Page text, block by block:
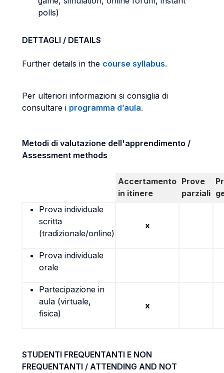
polls)
DETTAGLI / DETAILS
Further details in the course syllabus.
Per ulteriori informazioni si consiglia di
consultare i programma d’aula.
Metodi di valutazione dell'apprendimento /
Assessment methods
Accertamento
in itinere
Prove
parziali
Prova individuale
scritta
(tradizionale/online)
x
Prova individuale
orale
Partecipazione in
aula (virtuale,
fisica)
x
STUDENTI FREQUENTANTI E NON
FREQUENTANTI / ATTENDING AND NOT